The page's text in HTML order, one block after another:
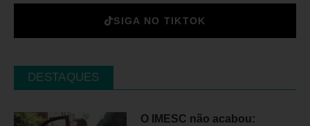
SIGA NO TIKTOK
DESTAQUES
O IMESC não acabou: